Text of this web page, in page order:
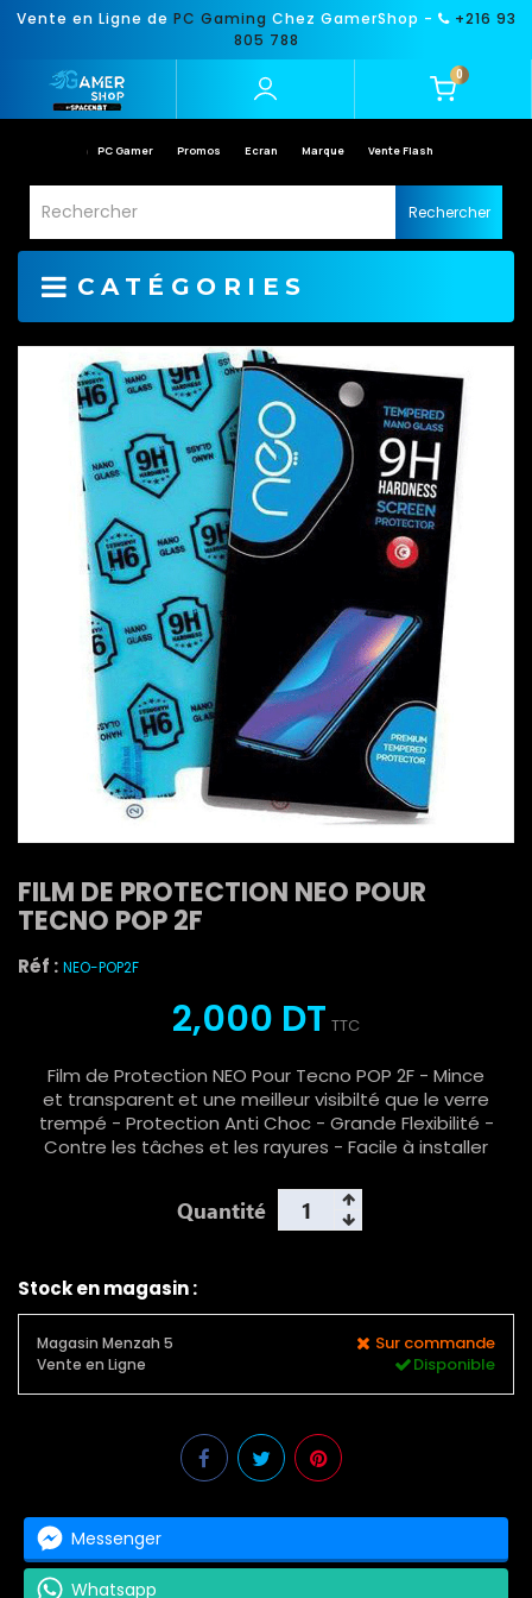
Vente en Ligne de PC Gaming Chez GamerShop -
+216 93
805 788
0
PC Gamer Promos Ecran Marque Vente Flash
Rechercher
CATÉGORIES
FILM DE PROTECTION NEO POUR
TECNO POP 2F
Réf : NEO-POP2F
2,000 DT TTC
Film de Protection NEO Pour Tecno POP 2F - Mince
et transparentet une meilleur visibilté que le verre
trempé - Protection Anti Choc - Grande Flexibilité -
Contre les tâches et les rayures - Facile à installer
Quantité
Stock en magasin :
Magasin Menzah 5 Sur commande
Vente en Ligne Disponible
Messenger
Whatsapp